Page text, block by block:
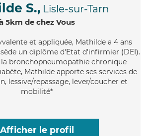
S., Lisle-sur-Tarn
5km de chez Vous
et appliquée, Mathilde a 4 ans
un diplôme d'Etat d'infirmier (DEI).
bronchopneumopathie chronique
Mathilde apporte ses services de
lessive/repassage, lever/coucher et
mobilité*
Afficher le profil